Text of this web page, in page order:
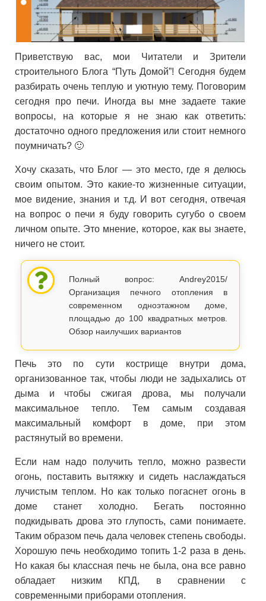
Приветствую вас, мои Читатели и Зрители
строительного Блога “Путь Домой”! Сегодня будем
разбирать очень теплую и уютную тему. Поговорим
сегодня про печи. Иногда вы мне задаете такие
вопросы, на которые я не знаю как ответить:
достаточно одного предложения или стоит немного
поумничать? 🙂
Хочу сказать, что Блог — это место, где я делюсь
своим опытом. Это какие-то жизненные ситуации,
мое видение, знания и т.д. И вот сегодня, отвечая
на вопрос о печи я буду говорить сугубо о своем
личном опыте. Это мнение, которое, как вы знаете,
ничего не стоит.
Полный вопрос: Andrey2015/
Организация печного отопления в
современном одноэтажном доме,
площадью до 100 квадратных метров.
Обзор наилучших вариантов
Печь это по сути кострище внутри дома,
организованное так, чтобы люди не задыхались от
дыма и чтобы сжигая дрова, мы получали
максимальное тепло. Тем самым создавая
максимальный комфорт в доме, при этом
растянутый во времени.
Если нам надо получить тепло, можно развести
огонь, поставить вытяжку и сидеть наслаждаться
лучистым теплом. Но как только погаснет огонь в
доме станет холодно. Бегать постоянно
подкидывать дрова это глупость, сами понимаете.
Таким образом печь дала человек степень свободы.
Хорошую печь необходимо топить 1-2 раза в день.
Но какая бы классная печь не была, она все равно
обладает низким КПД, в сравнении с
современными приборами отопления.